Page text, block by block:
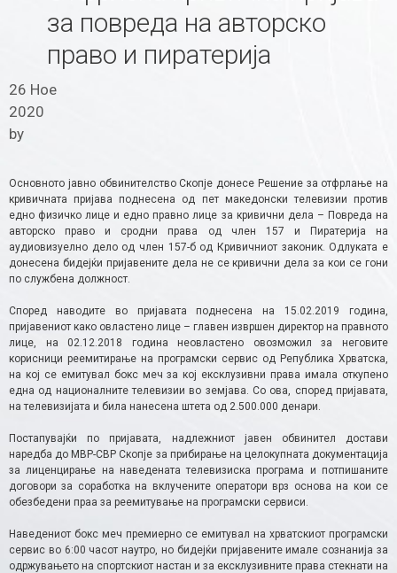
за повреда на авторско
право и пиратерија
26 Ное
2020
by
Основното јавно обвинителство Скопје донесе Решение за отфрлање на
кривичната пријава поднесена од пет македонски телевизии против
едно физичко лице и едно правно лице за кривични дела – Повреда на
авторско право и сродни права од член 157 и Пиратерија на
аудиовизуелно дело од член 157-б од Кривичниот законик. Одлуката е
донесена бидејќи пријавените дела не се кривични дела за кои се гони
по службена должност.
Според наводите во пријавата поднесена на 15.02.2019 година,
пријавениот како овластено лице – главен извршен директор на правното
лице, на 02.12.2018 година неовластено овозможил за неговите
корисници реемитирање на програмски сервис од Република Хрватска,
на кој се емитувал бокс меч за кој ексклузивни права имала откупено
една од националните телевизии во земјава. Со ова, според пријавата,
на телевизијата и била нанесена штета од 2.500.000 денари.
Постапувајќи по пријавата, надлежниот јавен обвинител достави
наредба до МВР-СВР Скопје за прибирање на целокупната документација
за лиценцирање на наведената телевизиска програма и потпишаните
договори за соработка на вклучените оператори врз основа на кои се
обезбедени праа за реемитување на програмски сервиси.
Наведениот бокс меч премиерно се емитувал на хрватскиот програмски
сервис во 6:00 часот наутро, но бидејќи пријавените имале сознанија за
одржувањето на спортскиот настан и за ексклузивните права стекнати на